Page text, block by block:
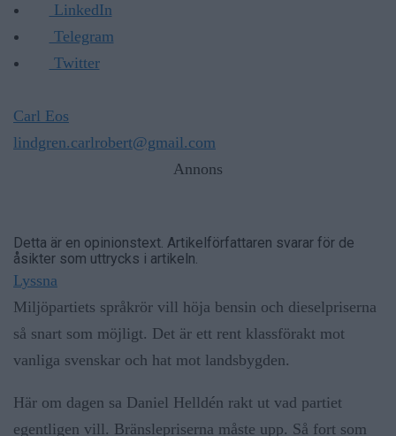
LinkedIn
Telegram
Twitter
Carl Eos
lindgren.carlrobert@gmail.com
Annons
Detta är en opinionstext. Artikelförfattaren svarar för de
åsikter som uttrycks i artikeln.
Lyssna
Miljöpartiets språkrör vill höja bensin och dieselpriserna
så snart som möjligt. Det är ett rent klassförakt mot
vanliga svenskar och hat mot landsbygden.
Här om dagen sa Daniel Helldén rakt ut vad partiet
egentligen vill. Bränslepriserna måste upp. Så fort som